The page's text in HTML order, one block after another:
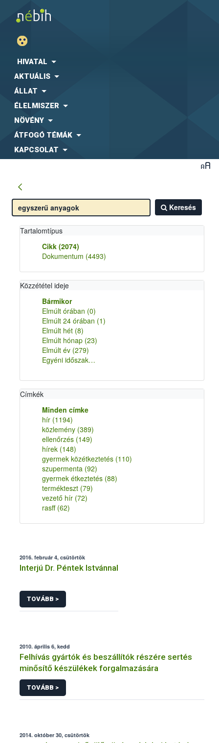
HIVATAL
AKTUÁLIS
ÁLLAT
ÉLELMISZER
NÖVÉNY
ÁTFOGÓ TÉMÁK
KAPCSOLAT
Keresés
Tartalomtípus
Cikk (2074)
Dokumentum (4493)
Közzététel ideje
Bármikor
Elmúlt órában (0)
Elmúlt 24 órában (1)
Elmúlt hét (8)
Elmúlt hónap (23)
Elmúlt év (279)
Egyéni időszak…
Címkék
Minden címke
hír (1194)
közlemény (389)
ellenőrzés (149)
hírek (148)
gyermek közétkeztetés (110)
szupermenta (92)
gyermek étkeztetés (88)
termékteszt (79)
vezető hír (72)
rasff (62)
2016. február 4, csütörtök
Interjú Dr. Péntek Istvánnal
TOVÁBB >
2010. április 6, kedd
Felhívás gyártók és beszállítók részére sertés
minősítő készülékek forgalmazására
TOVÁBB >
2014. október 30, csütörtök